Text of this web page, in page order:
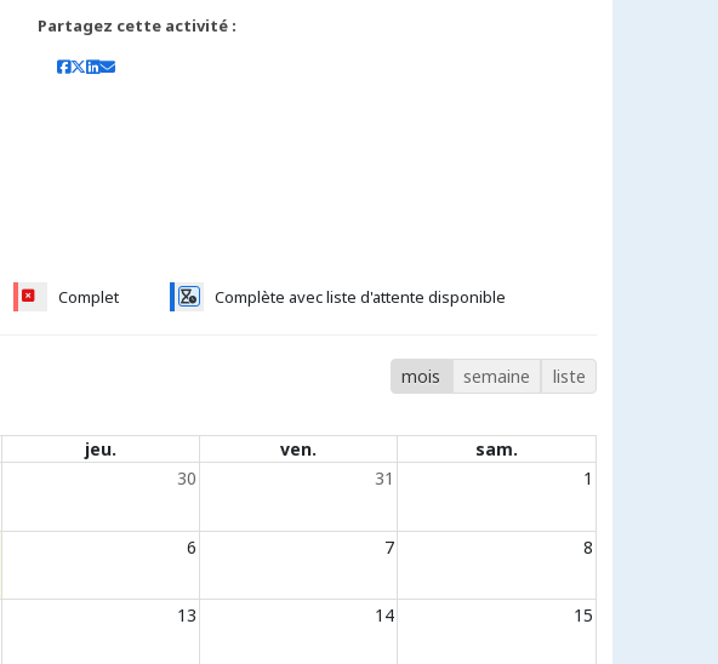
Partagez cette activité :
Complet Complète avec liste d'attente disponible
mois semaine liste
jeu. ven.
sam.
30 31 1
6 7 8
13 14 15